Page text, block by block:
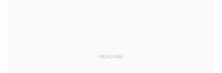
REKLAMA